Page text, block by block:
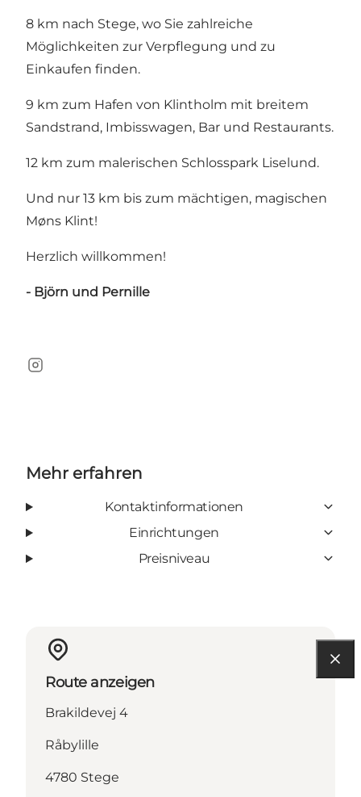
8 km nach Stege, wo Sie zahlreiche
Möglichkeiten zur Verpflegung und zu
Einkaufen finden.
9 km zum Hafen von Klintholm mit breitem
Sandstrand, Imbisswagen, Bar und Restaurants.
12 km zum malerischen Schlosspark Liselund.
Und nur 13 km bis zum mächtigen, magischen
Møns Klint!
Herzlich willkommen!
- Björn und Pernille
Instagram
Mehr erfahren
Kontaktinformationen
Einrichtungen
Preisniveau
Route anzeigen
Brakildevej 4
Råbylille
4780 Stege